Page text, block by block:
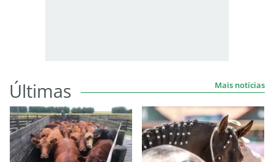
Últimas Mais notícias